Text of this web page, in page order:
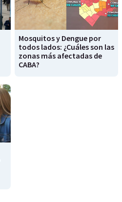
Mosquitos y Dengue por
todos lados: ¿Cuáles son las
zonas más afectadas de
CABA?